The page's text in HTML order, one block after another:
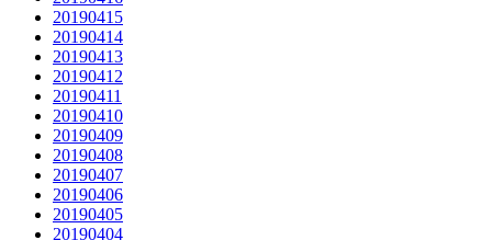
20190415
20190414
20190413
20190412
20190411
20190410
20190409
20190408
20190407
20190406
20190405
20190404